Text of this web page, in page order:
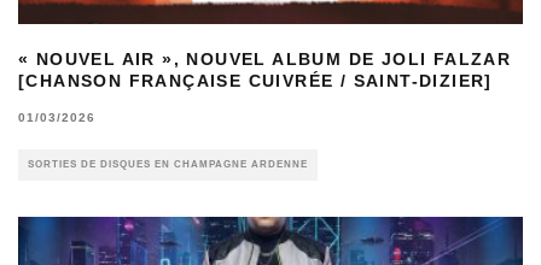
« NOUVEL AIR », NOUVEL ALBUM DE JOLI FALZAR
[CHANSON FRANÇAISE CUIVRÉE / SAINT-DIZIER]
01/03/2026
SORTIES DE DISQUES EN CHAMPAGNE ARDENNE